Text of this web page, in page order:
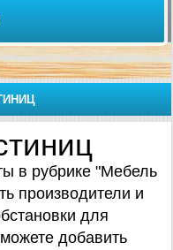
в рубрике "Мебель
производители и
для
добавить